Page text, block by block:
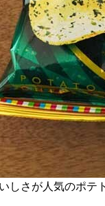
しさが人気のポ